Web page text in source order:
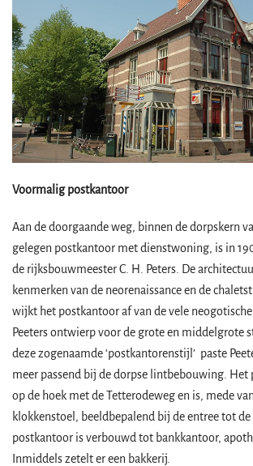
Voormalig postkantoor
Aan de doorgaande weg, binnen de dorpskern
gelegen postkantoor met dienstwoning, is in
de rijksbouwmeester C. H. Peters. De
kenmerken van de neorenaissance en de
wijkt het postkantoor af van de vele
Peeters ontwierp voor de grote en middelgrote
deze zogenaamde ‘postkantorenstijl’ paste
meer passend bij de dorpse lintbebouwing. Het
op de hoek met de Tetterodeweg en is, mede
klokkenstoel, beeldbepalend bij de entree tot
postkantoor is verbouwd tot bankkantoor,
Inmiddels zetelt er een bakkerij.